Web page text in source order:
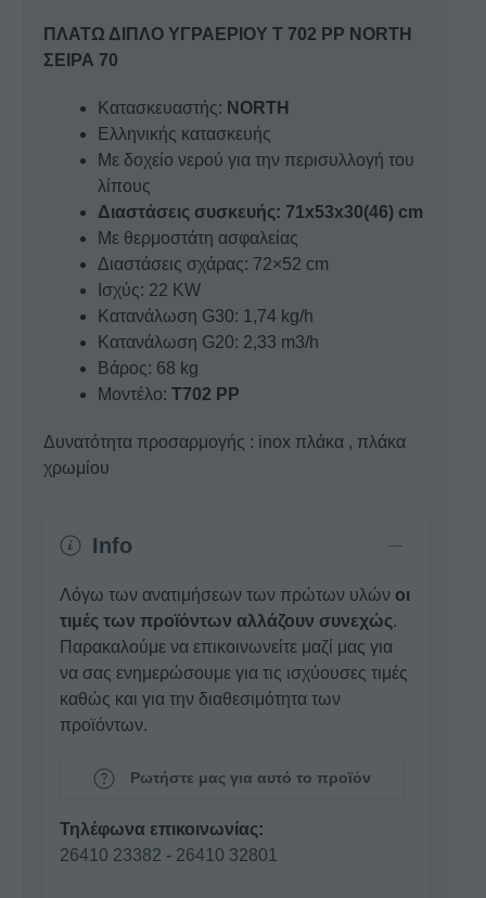
ποσότητα
ΠΛΑΤΩ ΔΙΠΛΟ ΥΓΡΑΕΡΙΟΥ Τ 702 PP NORTH
ΣΕΙΡΑ 70
Κατασκευαστής: NORTH
Ελληνικής κατασκευής
Με δοχείο νερού για την περισυλλογή του
λίπους
Διαστάσεις συσκευής: 71x53x30(46) cm
Με θερμοστάτη ασφαλείας
Διαστάσεις σχάρας: 72×52 cm
Ισχύς: 22 KW
Κατανάλωση G30: 1,74 kg/h
Κατανάλωση G20: 2,33 m3/h
Βάρος: 68 kg
Μοντέλο: T702 PP
Δυνατότητα προσαρμογής : inox πλάκα , πλάκα
χρωμίου
Info
Λόγω των ανατιμήσεων των πρώτων υλών οι
τιμές των προϊόντων αλλάζουν συνεχώς.
Παρακαλούμε να επικοινωνείτε μαζί μας για
να σας ενημερώσουμε για τις ισχύουσες τιμές
καθώς και για την διαθεσιμότητα των
προϊόντων.
Ρωτήστε μας για αυτό το προϊόν
Τηλέφωνα επικοινωνίας:
26410 23382 - 26410 32801